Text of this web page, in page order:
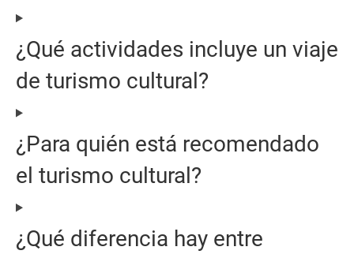
¿Qué actividades incluye un viaje
de turismo cultural?
¿Para quién está recomendado
el turismo cultural?
¿Qué diferencia hay entre